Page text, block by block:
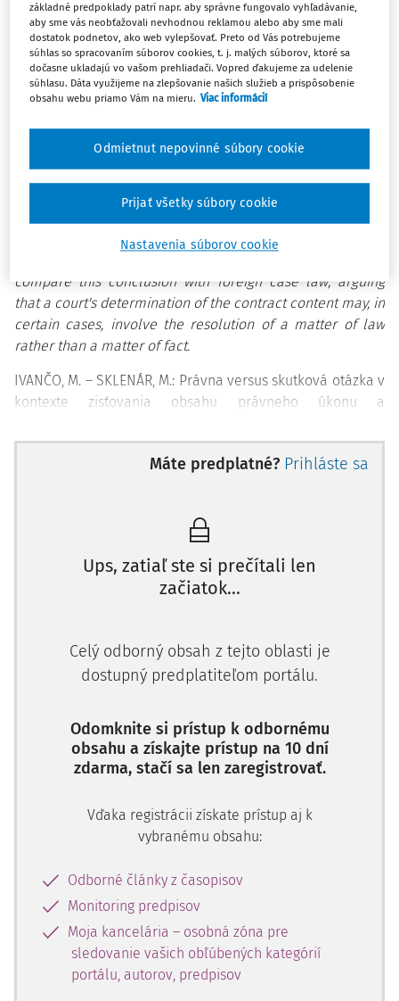
môže v určitých prípadoch predstavovať riešenie
právnej a nie skutkovej otázky.
The authors deal with the issue involving the assessment
of matter of fact and matter of law, especially in the
context of the resolution of the Supreme Court of the
Slovak Republic under File No.3 Cdo 27/2019, under which
the supreme court states that the result of the
ascertainment of the contract content constitutes a matter
of fact, which implies the impossibility of filing an
under Section 421 of the Code of Civil Contentious
compare this conclusion with foreign case law, arguing
that a court's determination of the contract content may, in
certain cases, involve the resolution of a matter of law
rather than a matter of fact.
IVANČO, M. – SKLENÁR, M.: Právna versus skutková otázka v
kontexte zisťovania obsahu právneho úkonu a
s. 1291 – 1308.
matter of fact, matter of law, interpretation of
legal act, extraordinary appeal.
Právne predpisy/legislation:zákon č. 40/1964 Zb.
predpisov, zákon č. 160/2015 Z. z. Civilný sporový poriadok
v znení neskorších predpisov, zákon č. 161/2015 Z. z. Civilný
1 Úvod
Ústrednou témou tohto príspevku je bližšie posúdenie
quaestio iuris) a skutkovej otázky (
Zmysel takejto klasifikácie možno vnímať najmä v
nadväznosti na právnu úpravu dovolania, ktorého
prípustnosť v prípade podania dovolania z dôvodov iných
než sú tzv. vady zmätočnosti (explikované ďalej v texte), je
nutné ustáliť a ustáť cez prizmu§ 421 zákona č. 160/2015 Z.
Máte predplatné? Prihláste sa
Ups, zatiaľ ste si prečítali len
začiatok...
Celý odborný obsah z tejto oblasti je
dostupný predplatiteľom portálu.
Odomknite si prístup k odbornému
obsahu a získajte prístup na 10 dní
zdarma, stačí sa len zaregistrovať.
Vďaka registrácii získate prístup aj k
vybranému obsahu:
Odborné články z časopisov
Monitoring predpisov
Moja kancelária – osobná zóna pre
sledovanie vašich obľúbených kategórií
portálu, autorov, predpisov
základné predpoklady patrí napr. aby správne fungovalo vyhľadávanie,
aby sme vás neobťažovali nevhodnou reklamou alebo aby sme mali
dostatok podnetov, ako web vylepšovať. Preto od Vás potrebujeme
súhlas so spracovaním súborov cookies, t. j. malých súborov, ktoré sa
dočasne ukladajú vo vašom prehliadači. Vopred ďakujeme za udelenie
súhlasu. Dáta využijeme na zlepšovanie našich služieb a prispôsobenie
obsahu webu priamo Vám na mieru. Viac informácií
Nastavenia súborov cookie
Odmietnut nepovinné súbory cookie
Prijať všetky súbory cookie